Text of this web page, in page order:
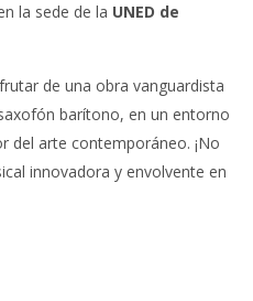
la sede de la UNED de
de una obra vanguardista
barítono, en un entorno
del arte contemporáneo. ¡No
innovadora y envolvente en